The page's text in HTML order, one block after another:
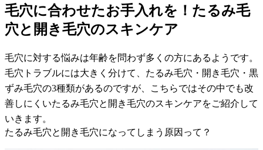
毛穴に合わせたお手入れを！たるみ毛
穴と開き毛穴のスキンケア
毛穴に対する悩みは年齢を問わず多くの方にあるようです。
毛穴トラブルには大きく分けて、たるみ毛穴・開き毛穴・黒
ずみ毛穴の3種類があるのですが、こちらではその中でも改
善しにくいたるみ毛穴と開き毛穴のスキンケアをご紹介して
いきます。
たるみ毛穴と開き毛穴になってしまう原因って？